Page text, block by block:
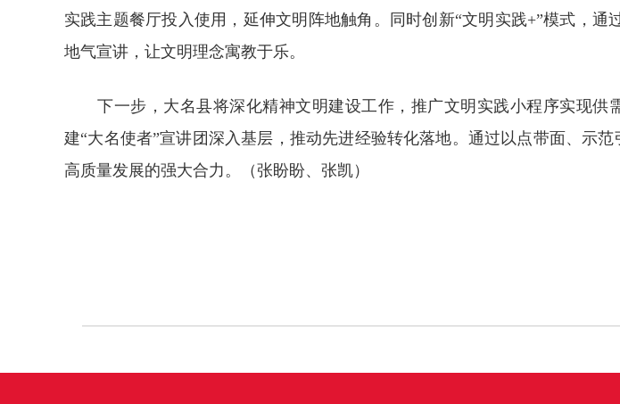
实践主题餐厅投入使用，延伸文明阵地触角。同时创新“文明实践+”模式，通
地气宣讲，让文明理念寓教于乐。
下一步，大名县将深化精神文明建设工作，推广文明实践小程序实现供
建“大名使者”宣讲团深入基层，推动先进经验转化落地。通过以点带面、示
高质量发展的强大合力。（张盼盼、张凯）